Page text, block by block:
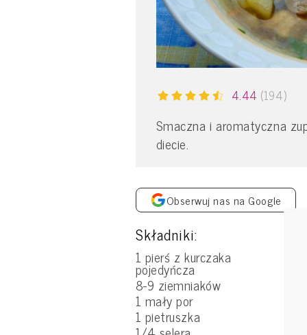
4.44 (194)
Smaczna i aromatyczna
diecie.
Obserwuj nas na Google
Składniki:
1 pierś z kurczaka
pojedyńcza
8-9 ziemniaków
1 mały por
1 pietruszka